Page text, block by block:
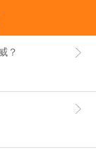
？ 
